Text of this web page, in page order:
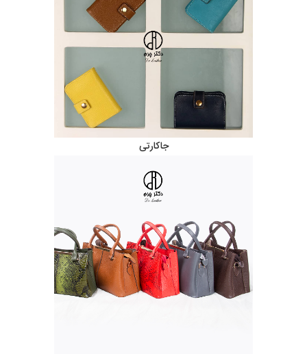
جاکارتی